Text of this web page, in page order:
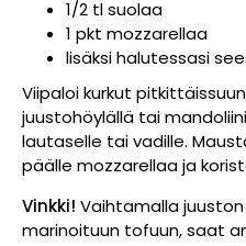
1/2 tl suolaa
1 pkt mozzarellaa
lisäksi halutessasi
Viipaloi kurkut
juustohöylällä tai
lautaselle tai vadille.
päälle mozzarellaa ja
Vinkki! Vaihtamalla
marinoituun tofuun, saat